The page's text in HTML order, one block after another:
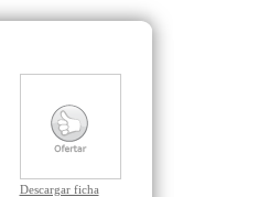
Descargar ficha